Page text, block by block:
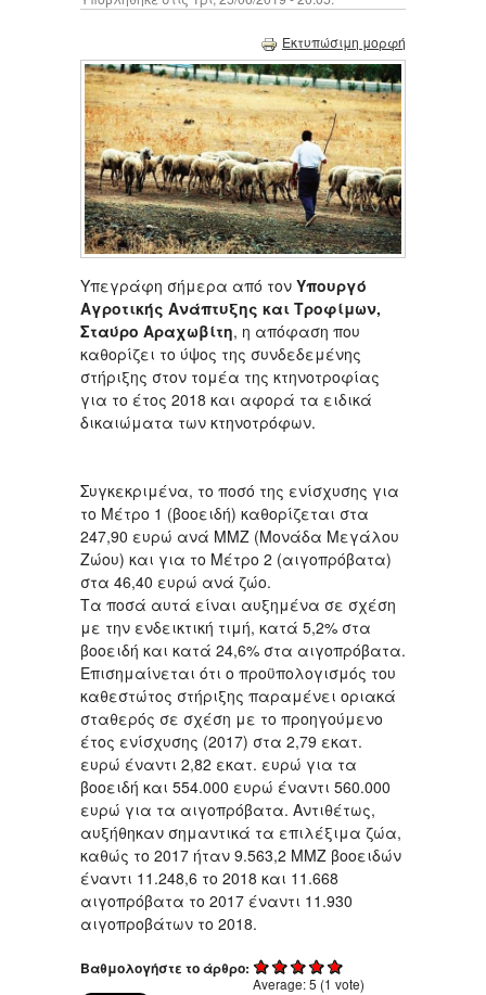
Εκτυπώσιμη μορφή
Υπεγράφη σήμερα από τον Υπουργό
Αγροτικής Ανάπτυξης και Τροφίμων,
Σταύρο Αραχωβίτη, η απόφαση που
καθορίζει το ύψος της συνδεδεμένης
στήριξης στον τομέα της κτηνοτροφίας
για το έτος 2018 και αφορά τα ειδικά
δικαιώματα των κτηνοτρόφων.
Συγκεκριμένα, το ποσό της ενίσχυσης για
το Μέτρο 1 (βοοειδή) καθορίζεται στα
247,90 ευρώ ανά ΜΜΖ (Μονάδα Μεγάλου
Ζώου) και για το Μέτρο 2 (αιγοπρόβατα)
στα 46,40 ευρώ ανά ζώο.
Τα ποσά αυτά είναι αυξημένα σε σχέση
με την ενδεικτική τιμή, κατά 5,2% στα
βοοειδή και κατά 24,6% στα αιγοπρόβατα.
Επισημαίνεται ότι ο προϋπολογισμός του
καθεστώτος στήριξης παραμένει οριακά
σταθερός σε σχέση με το προηγούμενο
έτος ενίσχυσης (2017) στα 2,79 εκατ.
ευρώ έναντι 2,82 εκατ. ευρώ για τα
βοοειδή και 554.000 ευρώ έναντι 560.000
ευρώ για τα αιγοπρόβατα. Αντιθέτως,
αυξήθηκαν σημαντικά τα επιλέξιμα ζώα,
καθώς το 2017 ήταν 9.563,2 ΜΜΖ βοοειδών
έναντι 11.248,6 το 2018 και 11.668
αιγοπρόβατα το 2017 έναντι 11.930
αιγοπροβάτων το 2018.
Βαθμολογήστε το άρθρο:
Average:5 (1 vote)